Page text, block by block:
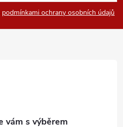
podmínkami ochrany osobních údajů